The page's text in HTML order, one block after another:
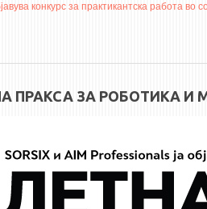
конкурс за практикантска работа во
ПРАКСА ЗА РОБОТИКА И